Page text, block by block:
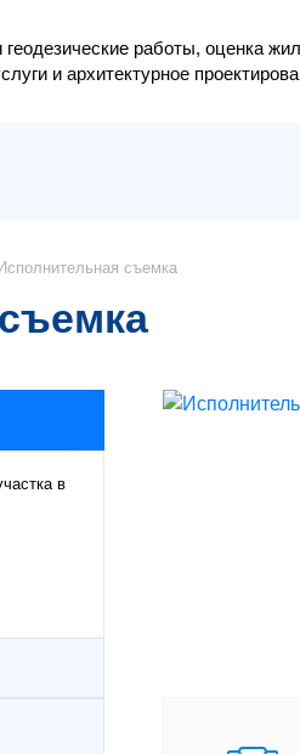
работы, оценка
и архитектурное
Исполнительная съемка
в